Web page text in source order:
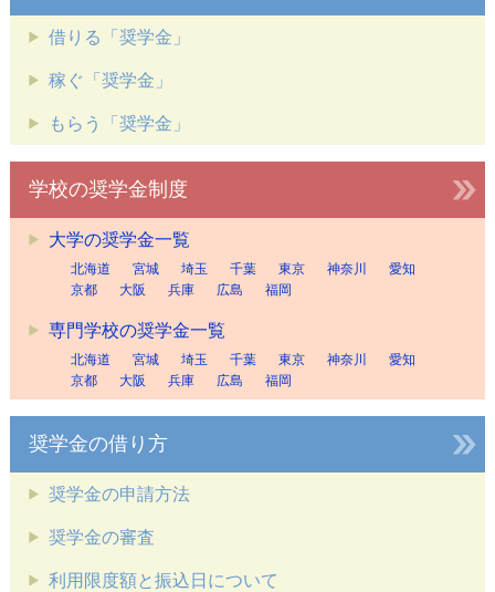
借りる「奨学金」
稼ぐ「奨学金」
もらう「奨学金」
学校の奨学金制度
大学の奨学金一覧
北海道 宮城 埼玉 千葉 東京 神奈川
愛知
京都
大阪 兵庫 広島 福岡
専門学校の奨学金一覧
北海道 宮城 埼玉 千葉 東京 神奈川
愛知
京都
大阪 兵庫 広島 福岡
奨学金の借り方
奨学金の申請方法
奨学金の審査
利用限度額と振込日について